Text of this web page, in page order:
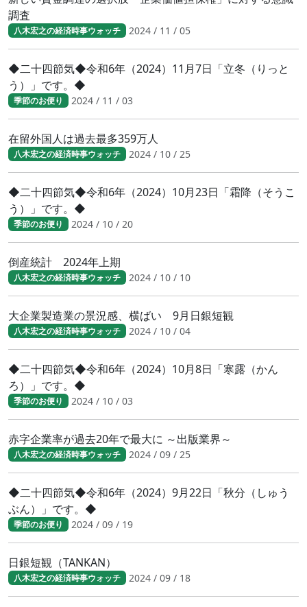
調査
八木宏之の経済時事ウォッチ 2024 / 11 / 05
◆二十四節気◆令和6年（2024）11月7日「立冬（りっと
う）」です。◆
季節のお便り 2024 / 11 / 03
在留外国人は過去最多359万人
八木宏之の経済時事ウォッチ 2024 / 10 / 25
◆二十四節気◆令和6年（2024）10月23日「霜降（そうこ
う）」です。◆
季節のお便り 2024 / 10 / 20
倒産統計 2024年上期
八木宏之の経済時事ウォッチ 2024 / 10 / 10
大企業製造業の景況感、横ばい 9月日銀短観
八木宏之の経済時事ウォッチ 2024 / 10 / 04
◆二十四節気◆令和6年（2024）10月8日「寒露（かん
ろ）」です。◆
季節のお便り 2024 / 10 / 03
赤字企業率が過去20年で最大に ～出版業界～
八木宏之の経済時事ウォッチ 2024 / 09 / 25
◆二十四節気◆令和6年（2024）9月22日「秋分（しゅう
ぶん）」です。◆
季節のお便り 2024 / 09 / 19
日銀短観（TANKAN）
八木宏之の経済時事ウォッチ 2024 / 09 / 18